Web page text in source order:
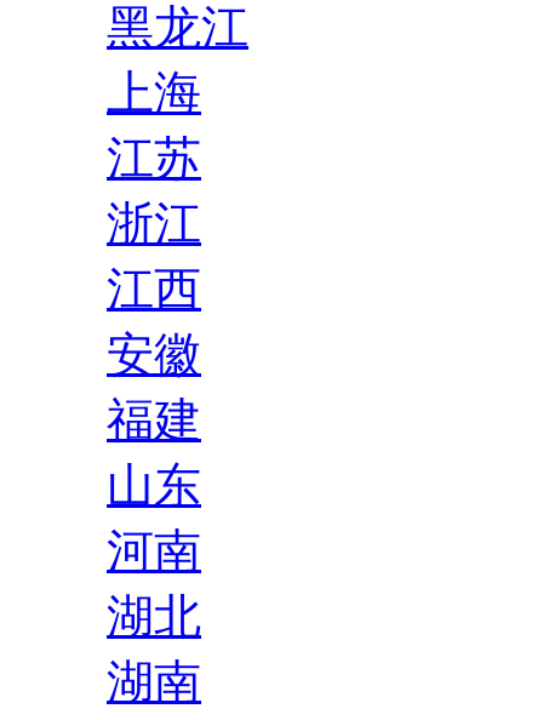
黑龙江
上海
江苏
浙江
江西
安徽
福建
山东
河南
湖北
湖南